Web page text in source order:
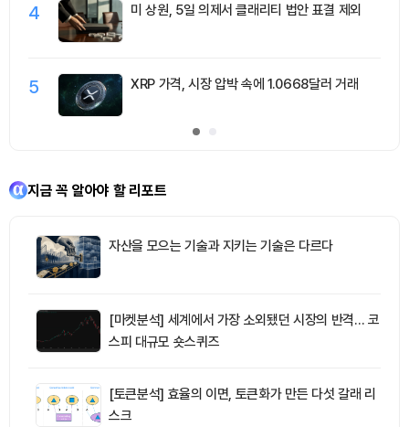
4 미 상원, 5일 의제서 클래리티 법안 표결 제외
5 XRP 가격, 시장 압박 속에 1.0668달러 거래
지금 꼭 알아야 할 리포트
자산을 모으는 기술과 지키는 기술은 다르다
[마켓분석] 세계에서 가장 소외됐던 시장의 반격… 코
스피 대규모 숏스퀴즈
[토큰분석] 효율의 이면, 토큰화가 만든 다섯 갈래 리
스크